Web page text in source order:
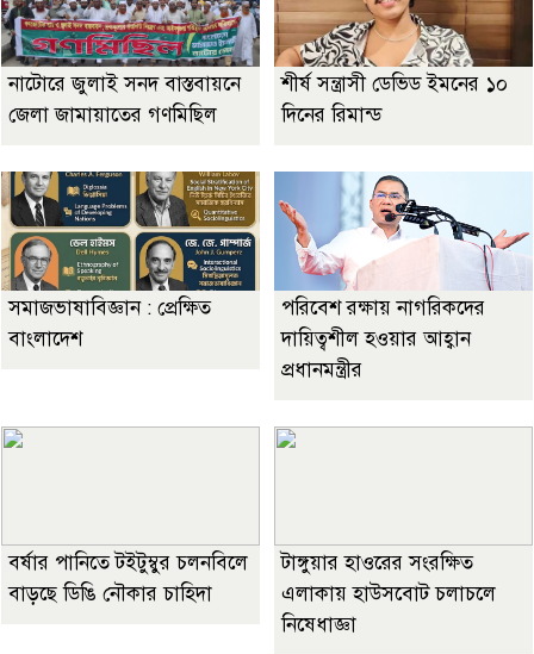
নাটোরে জুলাই সনদ বাস্তবায়নে
জেলা জামায়াতের গণমিছিল
শীর্ষ সন্ত্রাসী ডেভিড ইমনের ১০
দিনের রিমান্ড
সমাজভাষাবিজ্ঞান : প্রেক্ষিত
বাংলাদেশ
পরিবেশ রক্ষায় নাগরিকদের
দায়িত্বশীল হওয়ার আহ্বান
প্রধানমন্ত্রীর
বর্ষার পানিতে টইটুম্বুর চলনবিলে
বাড়ছে ডিঙি নৌকার চাহিদা
টাঙ্গুয়ার হাওরের সংরক্ষিত
এলাকায় হাউসবোট চলাচলে
নিষেধাজ্ঞা